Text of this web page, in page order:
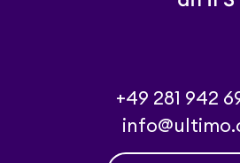
+49 281 942